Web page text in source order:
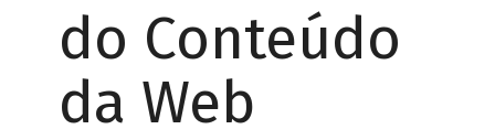
do Conteúdo
da Web